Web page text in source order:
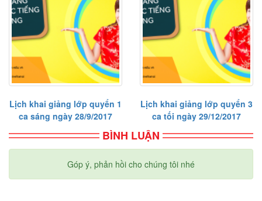
Lịch khai giảng lớp quyển 1
ca sáng ngày 28/9/2017
Lịch khai giảng lớp quyển 3
ca tối ngày 29/12/2017
BÌNH LUẬN
Góp ý, phản hồi cho chúng tôi nhé